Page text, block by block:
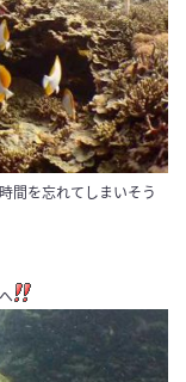
間を忘れてしまいそう